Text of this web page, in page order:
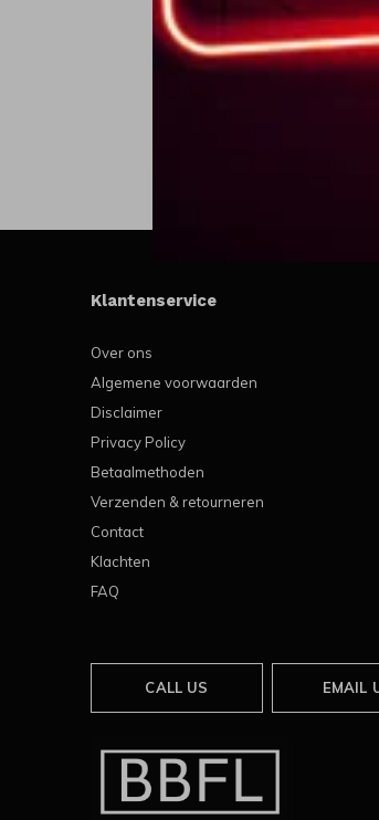
Klantenservice
Over ons
Algemene voorwaarden
Disclaimer
Privacy Policy
Betaalmethoden
Verzenden & retourneren
Contact
Klachten
FAQ
CALL US EMAIL